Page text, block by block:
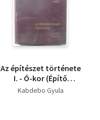
Az építészet története
I. - Ó-kor (Építő
munkavezetők
Kabdebo Gyula